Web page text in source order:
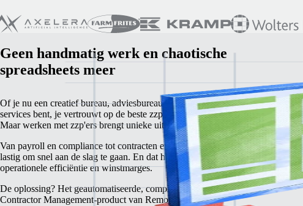
Geen handmatig werk en chaotische
spreadsheets meer
Of je nu een creatief bureau, adviesbureau of organisatie voor professionele
services bent, je vertrouwt op de beste zzp'ers voor hoogwaardige projecten.
Maar werken met zzp'ers brengt unieke uitdagingen met zich mee.
Van payroll en compliance tot contracten en juridische regelgeving, het is
lastig om snel aan de slag te gaan. En dat heeft een negatieve invloed op je
operationele efficiëntie en winstmarges.
De oplossing? Het geautomatiseerde, compliant en kostenbesparende
Contractor Management-product van Remote.